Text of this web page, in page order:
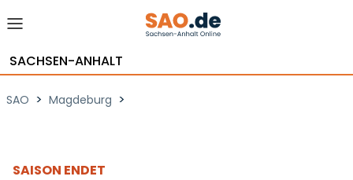
SACHSEN-ANHALT
SAO > Magdeburg >
SAISON ENDET